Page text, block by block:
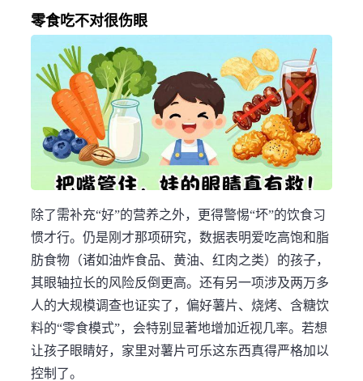
零食吃不对很伤眼
除了需补充“好”的营养之外，更得警惕“坏”的饮食习
惯才行。仍是刚才那项研究，数据表明爱吃高饱和脂
肪食物（诸如油炸食品、黄油、红肉之类）的孩子，
其眼轴拉长的风险反倒更高。还有另一项涉及两万多
人的大规模调查也证实了，偏好薯片、烧烤、含糖饮
料的“零食模式”，会特别显著地增加近视几率。若想
让孩子眼睛好，家里对薯片可乐这东西真得严格加以
控制了。